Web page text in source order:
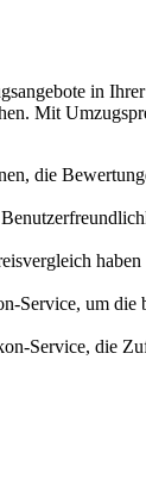
in
Mit
die
Service, um die
Service, die